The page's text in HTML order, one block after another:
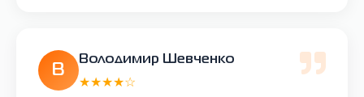
В
Володимир Шевченко
★★★★☆